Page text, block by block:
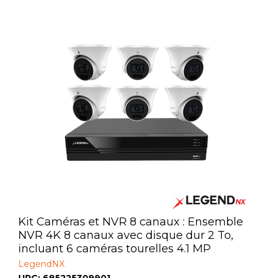
Sources d'alimentations
Confort et productivité
Surveillance Vidéo
Tour de sécurité amovible
Accessoires
Kit Caméras et NVR 8 canaux : Ensemble
NVR 4K 8 canaux avec disque dur 2 To,
incluant 6 caméras tourelles 4.1 MP
LegendNX